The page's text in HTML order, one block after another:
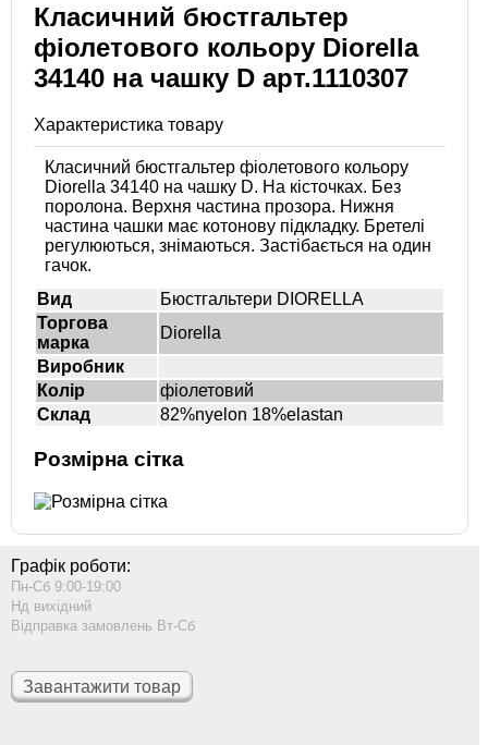
Класичний бюстгальтер
фіолетового кольору Diorella
34140 на чашку D арт.1110307
Характеристика товару
Класичний бюстгальтер фіолетового кольору
Diorella 34140 на чашку D. На кісточках. Без
поролона. Верхня частина прозора. Нижня
частина чашки має котонову підкладку. Бретелі
регулюються, знімаються. Застібається на один
гачок.
Вид
Бюстгальтери DIORELLA
Торгова
марка
Diorella
Виробник
Колір
фіолетовий
Склад
82%nyelon 18%elastan
Розмірна сітка
Графік роботи:
Пн-Сб 9:00-19:00
Нд вихідний
Відправка замовлень Вт-Сб
Завантажити товар